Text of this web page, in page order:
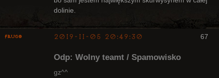
dolinie.
67
Frugo 2019-11-05 20:49:30
Odp: Wolny teamt / Spamowisko
gz^^